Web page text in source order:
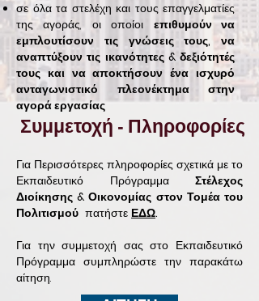
σε όλα τα στελέχη και τους επαγγελματίες
της αγοράς, οι οποίοι επιθυμούν να
εμπλουτίσουν τις γνώσεις τους, να
αναπτύξουν τις ικανότητες & δεξιότητές
τους και να αποκτήσουν ένα ισχυρό
ανταγωνιστικό πλεονέκτημα στην
αγορά εργασίας
Συμμετοχή - Πληροφορίες
Για Περισσότερες πληροφορίες σχετικά με το
Εκπαιδευτικό Πρόγραμμα Στέλεχος
Διοίκησης & Οικονομίας στον Τομέα του
Πολιτισμού πατήστε ΕΔΩ.
Για την συμμετοχή σας στο Εκπαιδευτικό
Πρόγραμμα συμπληρώστε την παρακάτω
αίτηση.